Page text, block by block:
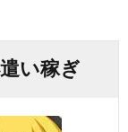
い稼ぎ